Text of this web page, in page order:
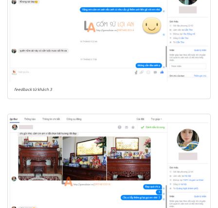
feedback từ khách 3